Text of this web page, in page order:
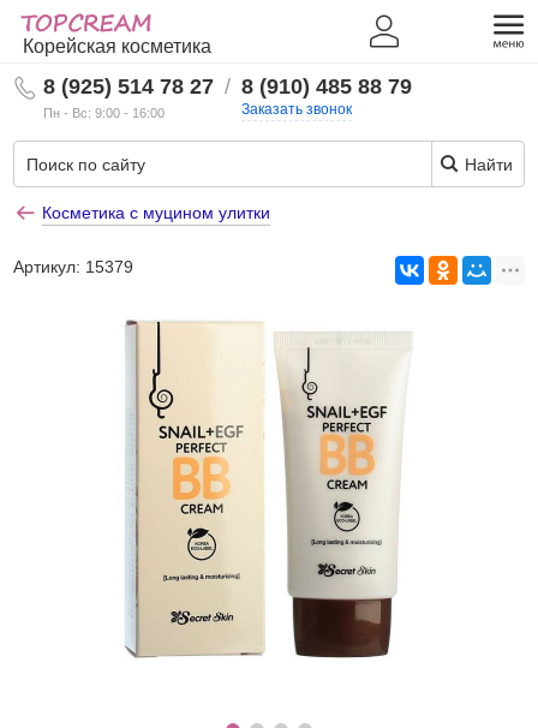
Корейская косметика
8 (925) 514 78 27
Пн - Вс: 9:00 - 16:00
/ 8 (910) 485 88 79
Заказать звонок
Найти
Косметика с муцином улитки
Артикул: 15379